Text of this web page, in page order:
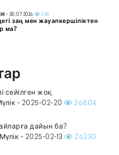
- 30.07.2026 245
заң мен жауапкершіліктен
ма?
сейілген жоқ
- 2025-02-20 26804
дайын ба?
- 2025-02-13 26230